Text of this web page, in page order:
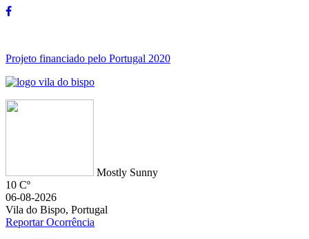
Projeto financiado pelo Portugal 2020
Mostly Sunny
10 Cº
06-08-2026
Vila do Bispo, Portugal
Reportar Ocorrência